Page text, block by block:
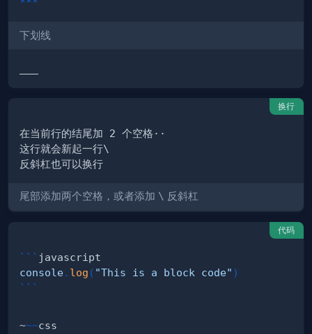
***
下划线
换行
尾部添加两个空格，或者添加 \ 反斜杠
代码
``` javascript
console. log ( "This is a block code" )
```
~~~